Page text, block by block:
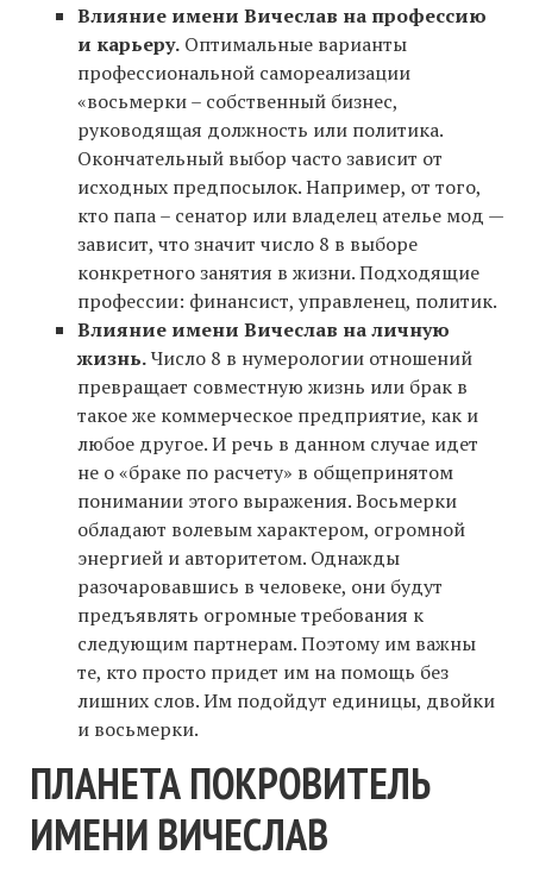
Влияние имени Вичеслав на профессию
и карьеру. Оптимальные варианты
профессиональной самореализации
«восьмерки – собственный бизнес,
руководящая должность или политика.
Окончательный выбор часто зависит от
исходных предпосылок. Например, от того,
кто папа – сенатор или владелец ателье мод —
зависит, что значит число 8 в выборе
конкретного занятия в жизни. Подходящие
профессии: финансист, управленец, политик.
Влияние имени Вичеслав на личную
жизнь.Число 8 в нумерологии отношений
превращает совместную жизнь или брак в
такое же коммерческое предприятие, как и
любое другое. И речь в данном случае идет
не о «браке по расчету» в общепринятом
понимании этого выражения. Восьмерки
обладают волевым характером, огромной
энергией и авторитетом. Однажды
разочаровавшись в человеке, они будут
предъявлять огромные требования к
следующим партнерам. Поэтому им важны
те, кто просто придет им на помощь без
лишних слов. Им подойдут единицы, двойки
и восьмерки.
ПЛАНЕТА ПОКРОВИТЕЛЬ
ИМЕНИ ВИЧЕСЛАВ